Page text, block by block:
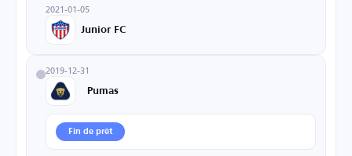
2021-01-05
Junior FC
2019-12-31
Pumas
Fin de prêt